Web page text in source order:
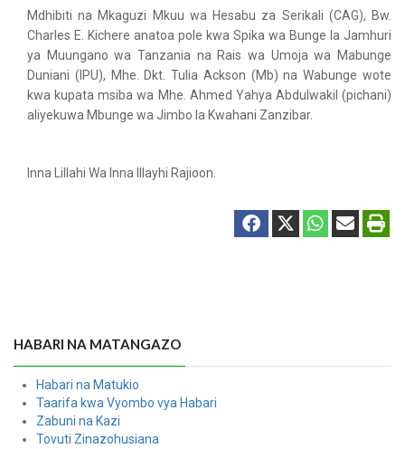
Mdhibiti na Mkaguzi Mkuu wa Hesabu za Serikali (CAG), Bw.
Charles E. Kichere anatoa pole kwa Spika wa Bunge la Jamhuri
ya Muungano wa Tanzania na Rais wa Umoja wa Mabunge
Duniani (IPU), Mhe. Dkt. Tulia Ackson (Mb) na Wabunge wote
kwa kupata msiba wa Mhe. Ahmed Yahya Abdulwakil (pichani)
aliyekuwa Mbunge wa Jimbo la Kwahani Zanzibar.
Inna Lillahi Wa Inna Illayhi Rajioon.
HABARI NA MATANGAZO
Habari na Matukio
Taarifa kwa Vyombo vya Habari
Zabuni na Kazi
Tovuti Zinazohusiana